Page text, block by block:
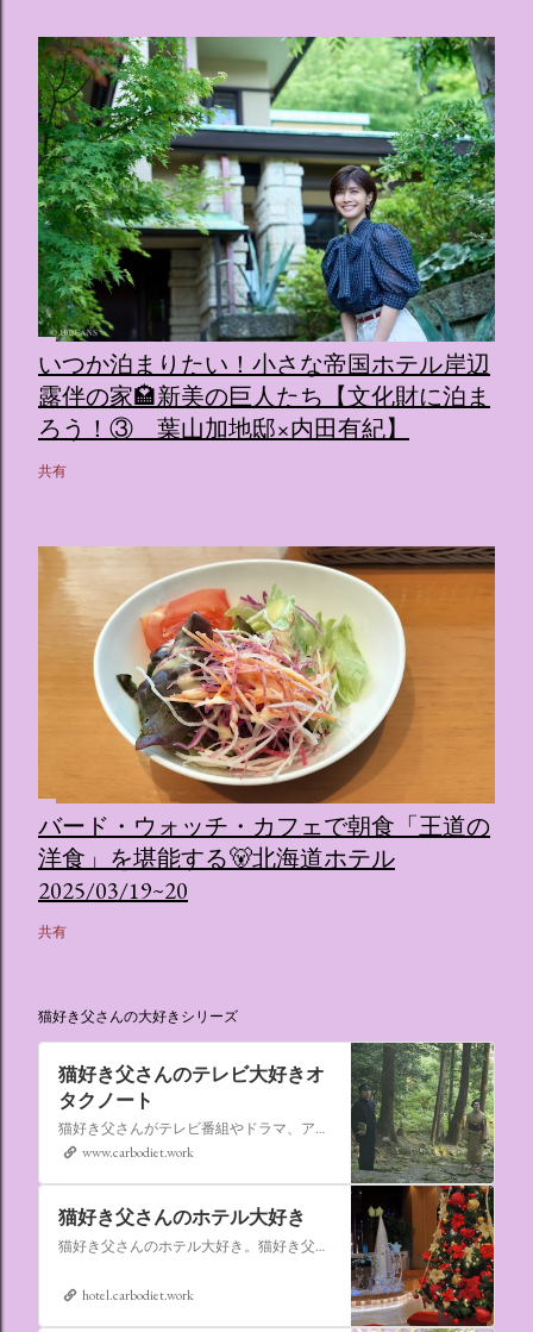
いつか泊まりたい！小さな帝国ホテル岸辺
露伴の家🏩新美の巨人たち【文化財に泊ま
ろう！③ 葉山加地邸×内田有紀】
共有
バード・ウォッチ・カフェで朝食「王道の
洋食」を堪能する🐻北海道ホテル
2025/03/19~20
共有
猫好き父さんの大好きシリーズ
猫好き父さんのテレビ大好きオ
タクノート
猫好き父さんがテレビ番組やドラマ、アニメ、特撮ヒーロー,そしてダイエットについて書いたブログです。
www.carbodiet.work
猫好き父さんのホテル大好き
猫好き父さんのホテル大好き。猫好き父さんが宿泊したホテルの情報を徒然なるままに書いていきます。
hotel.carbodiet.work